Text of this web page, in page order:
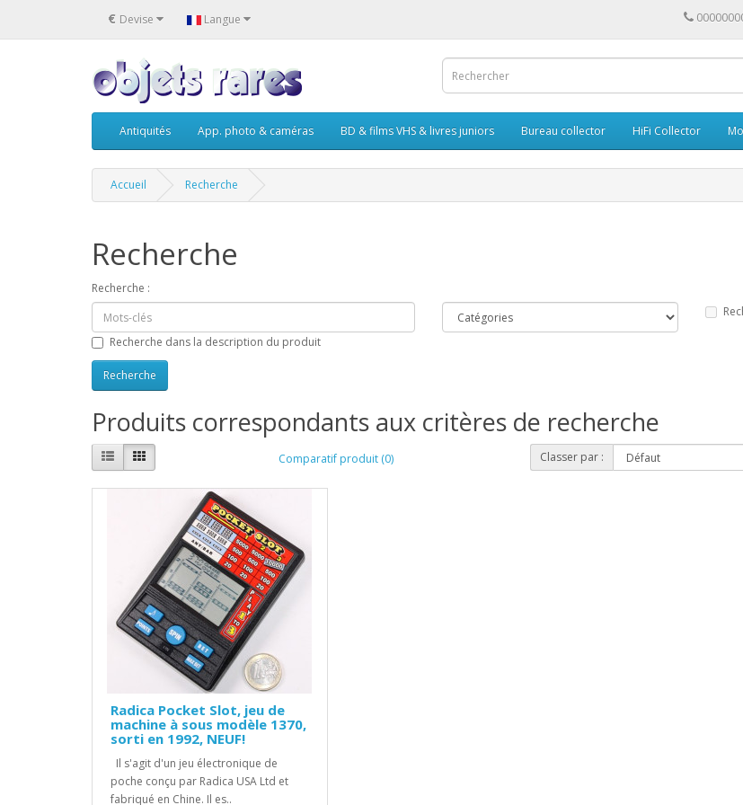
€ Devise Langue
Antiquités App. photo & caméras BD & films VHS & livres juniors Bureau collector HiFi Collector
Accueil Recherche
Recherche
Recherche :
Recherche dans la description du produit
Produits correspondants aux critères de recherche
Comparatif produit (0) Classer par :
Radica Pocket Slot, jeu de
machine à sous modèle 1370,
sorti en 1992, NEUF!
Il s'agit d'un jeu électronique de
poche conçu par Radica USA Ltd et
fabriqué en Chine. Il es..